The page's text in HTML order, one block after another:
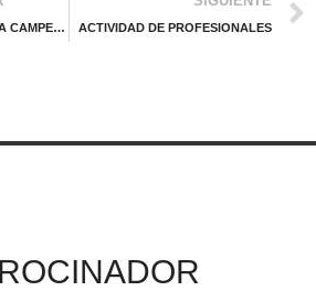
RENATA SE PROCLAMA CAMPEONA EN COLOMBIA ACTIVIDAD DE PROFESIONALES